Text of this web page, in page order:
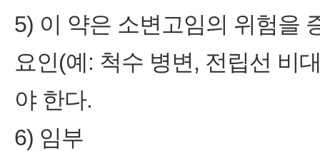
5) 이 약은 소변고임의 위험을
요인(예: 척수 병변, 전립선 비
야 한다.
6) 임부